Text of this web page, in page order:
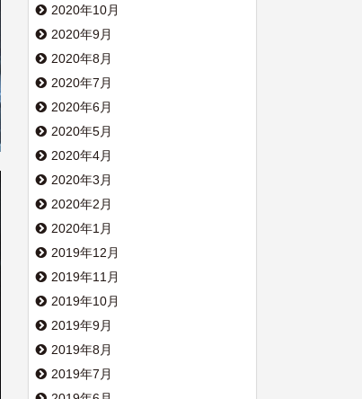
2020年10月
2020年9月
2020年8月
2020年7月
2020年6月
2020年5月
2020年4月
2020年3月
2020年2月
2020年1月
2019年12月
2019年11月
2019年10月
2019年9月
2019年8月
2019年7月